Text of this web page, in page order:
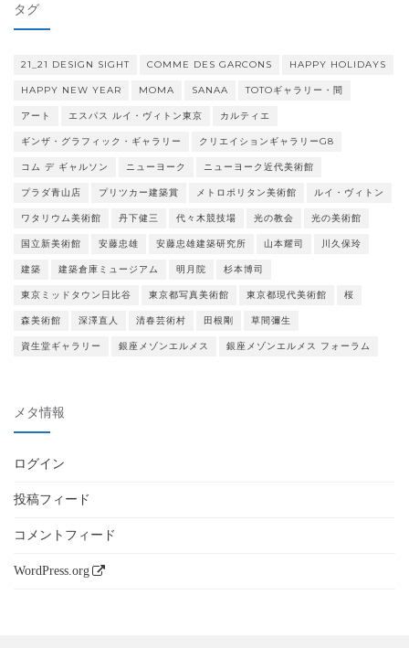
ー
タグ
21_21 DESIGN SIGHT COMME DES GARCONS HAPPY HOLIDAYS
HAPPY NEW YEAR MOMA SANAA TOTOギャラリー・間
アート エスパス ルイ・ヴィトン東京 カルティエ
ギンザ・グラフィック・ギャラリー クリエイションギャラリーG8
コム デ ギャルソン ニューヨーク ニューヨーク近代美術館
プラダ青山店 プリツカー建築賞 メトロポリタン美術館 ルイ・ヴィトン
ワタリウム美術館 丹下健三 代々木競技場 光の教会 光の美術館
国立新美術館 安藤忠雄 安藤忠雄建築研究所 山本耀司 川久保玲
建築 建築倉庫ミュージアム 明月院 杉本博司
東京ミッドタウン日比谷 東京都写真美術館 東京都現代美術館 桜
森美術館 深澤直人 清春芸術村 田根剛 草間彌生
資生堂ギャラリー 銀座メゾンエルメス 銀座メゾンエルメス フォーラム
メタ情報
ログイン
投稿フィード
コメントフィード
WordPress.org